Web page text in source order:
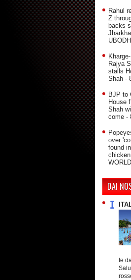
Rahul
Z
backs
Rajya
stalls
Shah -
BJP to
House
Shah will
come -
over
found
chicken
DAI
te